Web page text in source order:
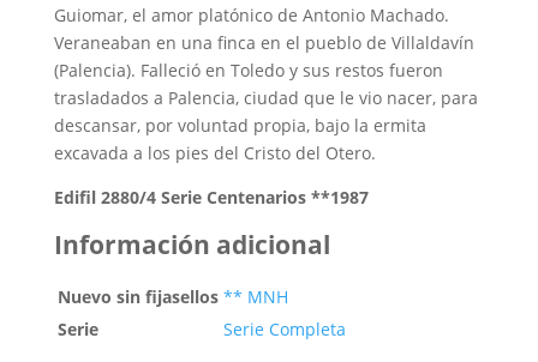
Guiomar, el amor platónico de Antonio Machado.
Veraneaban en una finca en el pueblo de Villaldavín
(Palencia). Falleció en Toledo y sus restos fueron
trasladados a Palencia, ciudad que le vio nacer, para
descansar, por voluntad propia, bajo la ermita
excavada a los pies del Cristo del Otero.
Edifil 2880/4 Serie Centenarios **1987
Información adicional
Nuevo sin fijasellos ** MNH
Serie
Serie Completa